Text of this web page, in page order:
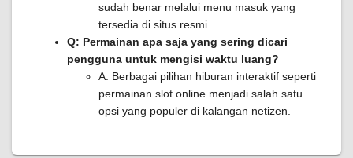
sudah benar melalui menu masuk yang
tersedia di situs resmi.
Q: Permainan apa saja yang sering dicari
pengguna untuk mengisi waktu luang?
A: Berbagai pilihan hiburan interaktif seperti
permainan slot online menjadi salah satu
opsi yang populer di kalangan netizen.